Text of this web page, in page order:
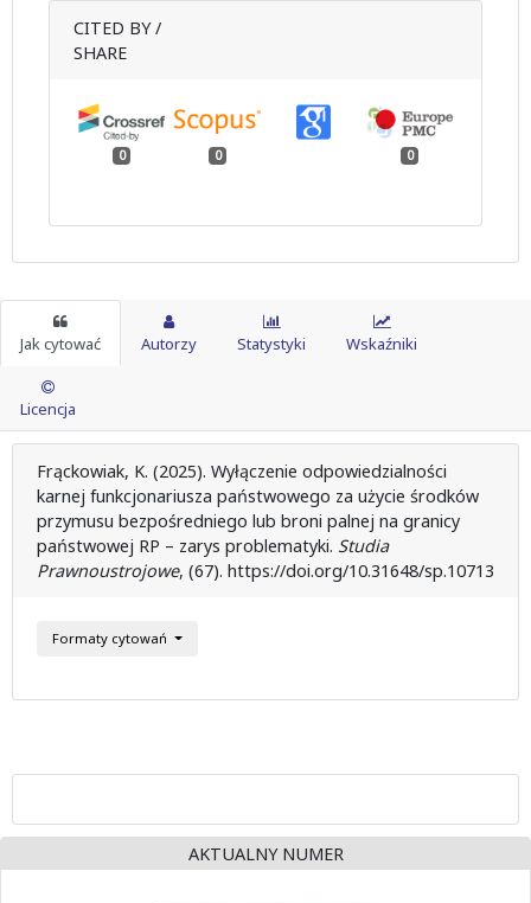
CITED BY /
SHARE
0 0 0
Jak cytować Autorzy Statystyki Wskaźniki
Licencja
Frąckowiak, K. (2025). Wyłączenie odpowiedzialności
karnej funkcjonariusza państwowego za użycie środków
przymusu bezpośredniego lub broni palnej na granicy
państwowej RP – zarys problematyki. Studia
Prawnoustrojowe, (67). https://doi.org/10.31648/sp.10713
Formaty cytowań
AKTUALNY NUMER